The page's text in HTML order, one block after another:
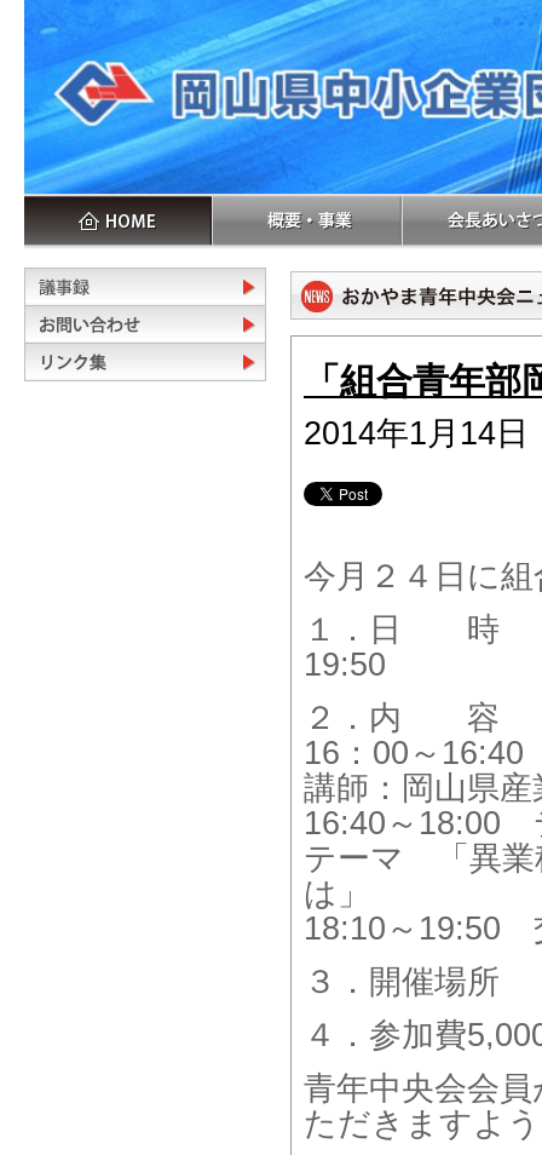
「組合青年
2014年1月14日
今月２４日に
１．日 時
19:50
２．内 容
16：00～
講師：岡山
16:40～18:00
テーマ 「異業
は」
18:10～19:50
３．開催場
４．参加費
青年中央会会
ただきますよ